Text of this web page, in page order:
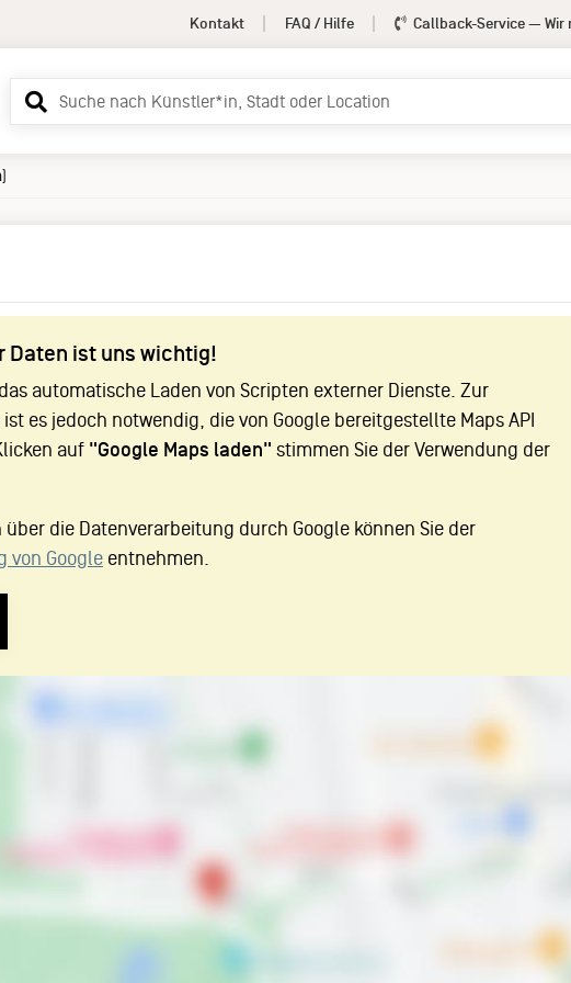
Kontakt FAQ / Hilfe Callback-Service — Wir
Suchbegriff
eingeben
Daten ist uns wichtig!
automatische Laden von Scripten externer Dienste. Zur
es jedoch notwendig, die von Google bereitgestellte Maps API
auf "Google Maps laden" stimmen Sie der Verwendung der
die Datenverarbeitung durch Google können Sie der
von Google entnehmen.